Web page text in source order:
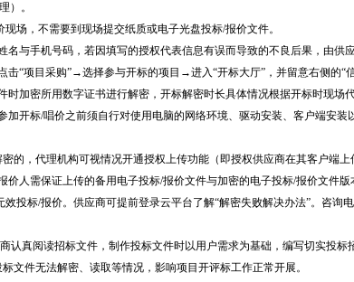
）。
场，不需要到现场提交纸质或电子光盘投标/报价文件。
与手机号码，若因填写的授权代表信息有误而导致的不良后果，由供应
“项目采购”→选择参与开标的项目→进入“开标大厅”，并留意右侧的“信
加密所用数字证书进行解密，开标解密时长具体情况根据开标时现场
开标/唱价之前须自行对使用电脑的网络环境、驱动安装、客户端安装
的，代理机构可视情况开通授权上传功能（即授权供应商在其客户端上
人需保证上传的备用电子投标/报价文件与加密的电子投标/报价文件
投标/报价。供应商可提前登录云平台了解“解密失败解决办法”。咨询
认真阅读招标文件，制作投标文件时以用户需求为基础，编写切实投标
文件无法解密、读取等情况，影响项目开评标工作正常开展。